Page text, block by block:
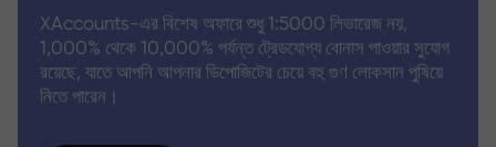
XAccounts-এর বিশেষ অফারে শুধু 1:5000 লিভারেজ নয়,
1,000% থেকে 10,000% পর্যন্ত ট্রেডযোগ্য বোনাস পাওয়ার সুযোগ
রয়েছে, যাতে আপনি আপনার ডিপোজিটের চেয়ে বহু গুণ লোকসান পুষিয়ে
নিতে পারেন।